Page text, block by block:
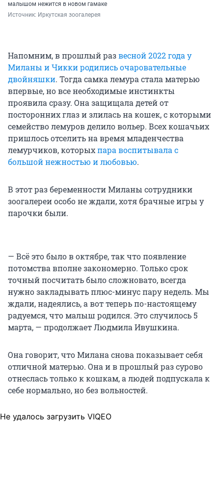
малышом нежится в новом гамаке
Источник: Иркутская зоогалерея
Напомним, в прошлый развесной 2022 года у
Миланы и Чикки родились очаровательные
двойняшки. Тогда самка лемура стала матерью
впервые, но все необходимые инстинкты
проявила сразу. Она защищала детей от
посторонних глаз и злилась на кошек, с которыми
семейство лемуров делило вольер. Всех кошачьих
пришлось отселить на время младенчества
лемурчиков, которыхпара воспитывала с
большой нежностью и любовью.
В этот раз беременности Миланы сотрудники
зоогалереи особо не ждали, хотя брачные игры у
парочки были.
— Всё это было в октябре, так что появление
потомства вполне закономерно. Только срок
точный посчитать было сложновато, всегда
нужно закладывать плюс-минус пару недель. Мы
ждали, надеялись, а вот теперь по-настоящему
радуемся, что малыш родился. Это случилось 5
марта, — продолжает Людмила Ивушкина.
Она говорит, что Милана снова показывает себя
отличной матерью. Она и в прошлый раз сурово
отнеслась только к кошкам, а людей подпускала к
себе нормально, но без вольностей.
Не удалось загрузить VIQEO